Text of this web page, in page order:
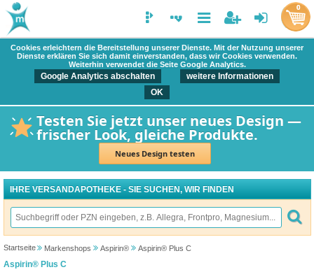
Cookies erleichtern die Bereitstellung unserer Dienste. Mit der Nutzung unserer
Dienste erklären Sie sich damit einverstanden, dass wir Cookies verwenden.
Weiterhin verwendet die Seite Google Analytics.
Google Analytics abschalten
weitere Informationen
OK
Testen Sie jetzt unser neues Design —
frischer Look, gleiche Produkte.
Neues Design testen
0
IHRE VERSANDAPOTHEKE - SIE SUCHEN, WIR FINDEN
Startseite Markenshops Aspirin® Aspirin® Plus C
Aspirin® Plus C